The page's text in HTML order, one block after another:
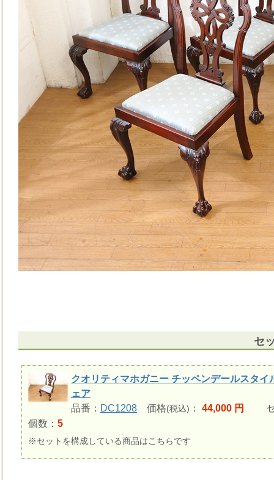
セ
クオリティマホガニー チッペンデールスタイ
ェア
品番： DC1208 価格(税込) ： 44,000 円
セ
個数： 5
※セットを構成している商品はこちらです